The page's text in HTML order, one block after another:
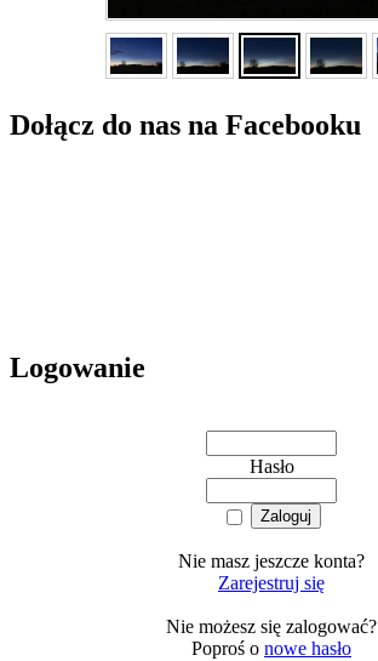
Dołącz do nas na Facebooku
Logowanie
Hasło
Nie masz jeszcze konta?
Zarejestruj się
Nie możesz się zalogować?
Poproś o nowe hasło